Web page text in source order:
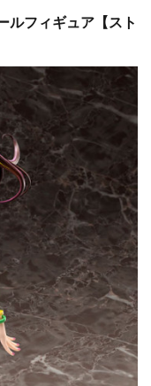
ルフィギュア【スト